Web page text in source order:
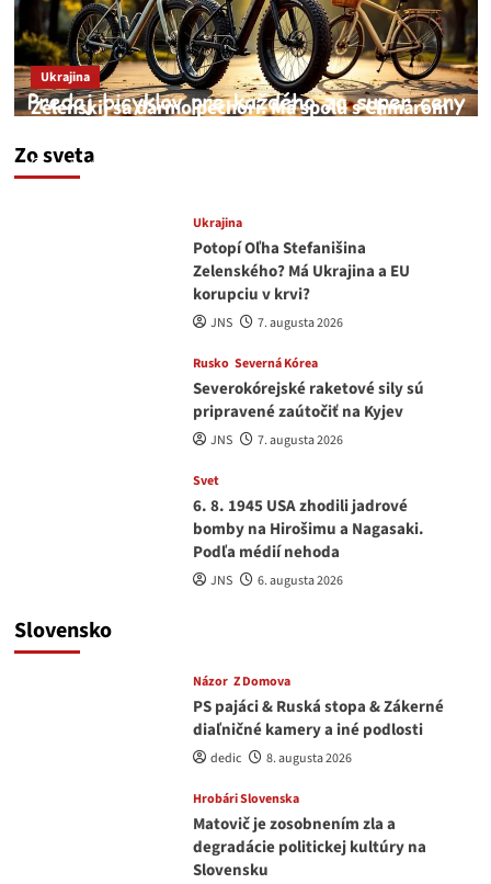
Zo sveta
Ukrajina
Zelenskij sa darmo pechorí. Má spolu s Chmarom
medvedar
Ukrajina
Potopí Oľha Stefanišina
Zelenského? Má Ukrajina a EU
korupciu v krvi?
JNS 7. augusta 2026
Rusko Severná Kórea
Severokórejské raketové sily sú
pripravené zaútočiť na Kyjev
JNS 7. augusta 2026
Svet
6. 8. 1945 USA zhodili jadrové
bomby na Hirošimu a Nagasaki.
Podľa médií nehoda
JNS 6. augusta 2026
Slovensko
Názor Z Domova
PS pajáci & Ruská stopa & Zákerné
diaľničné kamery a iné podlosti
dedic 8. augusta 2026
Hrobári Slovenska
Matovič je zosobnením zla a
degradácie politickej kultúry na
Slovensku